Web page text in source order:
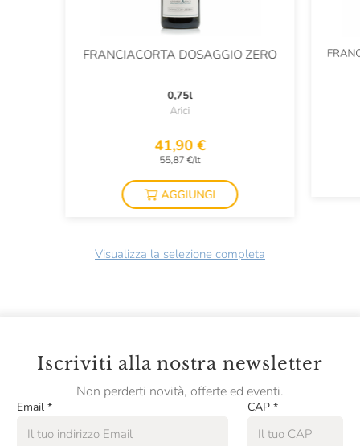
FRANCIACORTA DOSAGGIO ZERO
0,75l
Arici
41,90 €
55,87 €/lt
AGGIUNGI
Visualizza la selezione completa
Iscriviti alla nostra newsletter
Non perderti novità, offerte ed eventi.
Email * CAP *